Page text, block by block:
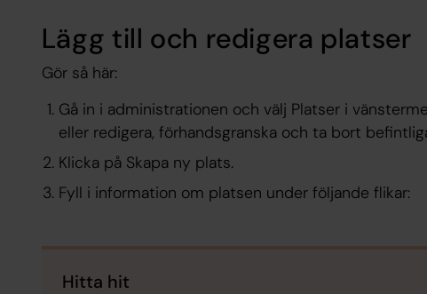
Lägg till och redigera platser
Gör så här:
Gå in i administrationen och välj Platser i
eller redigera, förhandsgranska och ta bort
Klicka på Skapa ny plats.
Fyll i information om platsen under följande flikar:
Hitta hit